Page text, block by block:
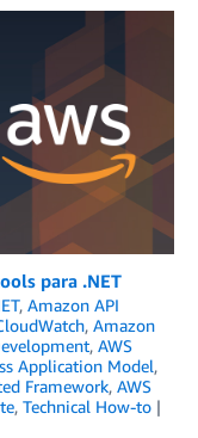
para .NET
, Amazon API
, Amazon
, AWS
Application Model,
Framework, AWS
, Technical How-to